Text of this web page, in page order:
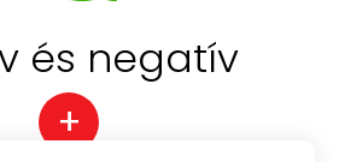
és negatív
+